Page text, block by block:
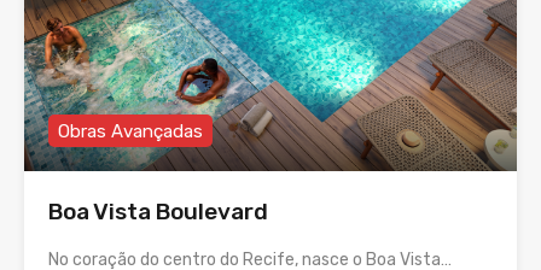
Obras Avançadas
Boa Vista Boulevard
No coração do centro do Recife, nasce o Boa Vista…